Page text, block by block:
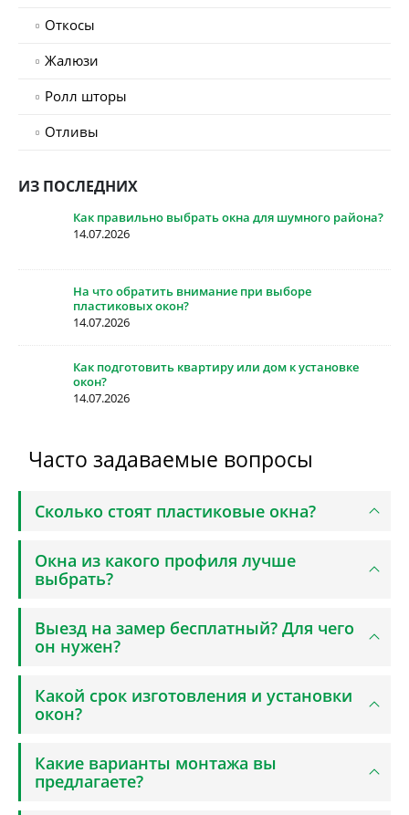
Откосы
Жалюзи
Ролл шторы
Отливы
ИЗ ПОСЛЕДНИХ
Как правильно выбрать окна для шумного района?
14.07.2026
На что обратить внимание при выборе
пластиковых окон?
14.07.2026
Как подготовить квартиру или дом к установке
окон?
14.07.2026
Часто задаваемые вопросы
Сколько стоят пластиковые окна?
Окна из какого профиля лучше
выбрать?
Выезд на замер бесплатный? Для чего
он нужен?
Какой срок изготовления и установки
окон?
Какие варианты монтажа вы
предлагаете?